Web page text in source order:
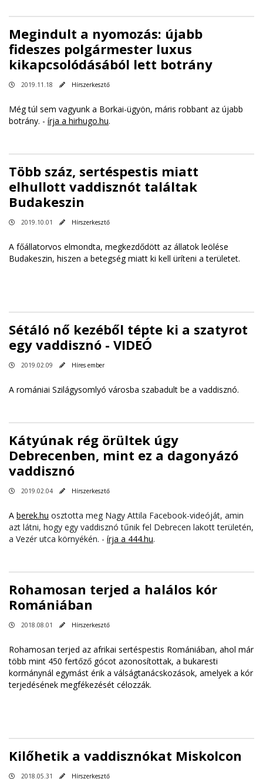
Megindult a nyomozás: újabb
fideszes polgármester luxus
kikapcsolódásából lett botrány
2019.11.18 Hírszerkesztő
Még túl sem vagyunk a Borkai-ügyön, máris robbant az újabb
botrány. - írja a hirhugo.hu.
Több száz, sertéspestis miatt
elhullott vaddisznót találtak
Budakeszin
2019.10.01 Hírszerkesztő
A főállatorvos elmondta, megkezdődött az állatok leölése
Budakeszin, hiszen a betegség miatt ki kell üríteni a területet.
Sétáló nő kezéből tépte ki a szatyrot
egy vaddisznó - VIDEÓ
2019.02.09 Híres ember
A romániai Szilágysomlyó városba szabadult be a vaddisznó.
Kátyúnak rég örültek úgy
Debrecenben, mint ez a dagonyázó
vaddisznó
2019.02.04 Hírszerkesztő
A berek.hu osztotta meg Nagy Attila Facebook-videóját, amin
azt látni, hogy egy vaddisznó tűnik fel Debrecen lakott területén,
a Vezér utca környékén. - írja a 444.hu.
Rohamosan terjed a halálos kór
Romániában
2018.08.01 Hírszerkesztő
Rohamosan terjed az afrikai sertéspestis Romániában, ahol már
több mint 450 fertőző gócot azonosítottak, a bukaresti
kormánynál egymást érik a válságtanácskozások, amelyek a kór
terjedésének megfékezését célozzák.
Kilőhetik a vaddisznókat Miskolcon
2018.05.31 Hírszerkesztő